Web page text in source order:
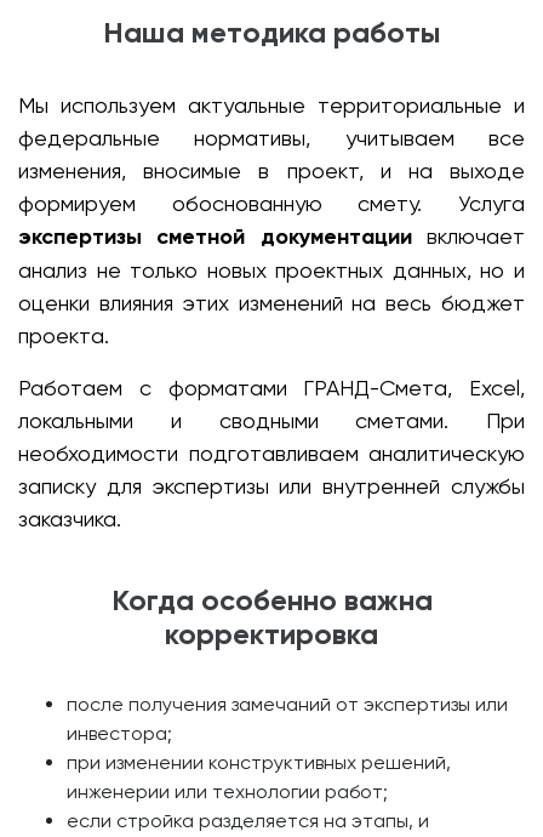
Наша методика работы
Мы используем актуальные территориальные и
федеральные нормативы, учитываем все
изменения, вносимые в проект, и на выходе
формируем обоснованную смету. Услуга
экспертизы сметной документациивключает
анализ не только новых проектных данных, но и
оценки влияния этих изменений на весь бюджет
проекта.
Работаем с форматами ГРАНД-Смета, Excel,
локальными и сводными сметами. При
необходимости подготавливаем аналитическую
записку для экспертизы или внутренней службы
заказчика.
Когда особенно важна
корректировка
после получения замечаний от экспертизы или
инвестора;
при изменении конструктивных решений,
инженерии или технологии работ;
если стройка разделяется на этапы, и